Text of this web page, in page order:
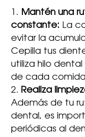
Mantén una
constante: La
evitar la
Cepilla tus
utiliza hilo
de cada
Realiza
Además de tu
dental, es
periódicas al